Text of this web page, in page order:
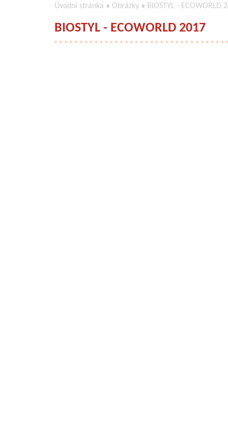
Úvodní stránka » Obrázky » BIOSTYL - ECOWORLD
BIOSTYL - ECOWORLD 2017